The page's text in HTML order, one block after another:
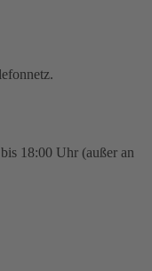
18:00 Uhr (außer an